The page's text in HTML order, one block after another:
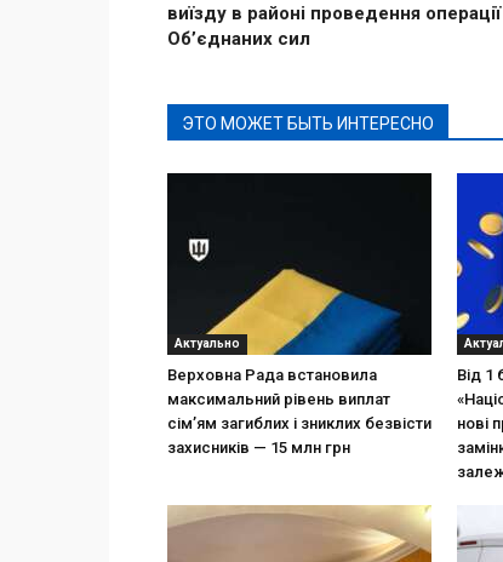
виїзду в районі проведення операції
Об’єднаних сил
ЭТО МОЖЕТ БЫТЬ ИНТЕРЕСНО
Актуально
Верховна Рада встановила
максимальний рівень виплат
сім’ям загиблих і зниклих безвісти
захисників — 15 млн грн
Від 1
нові